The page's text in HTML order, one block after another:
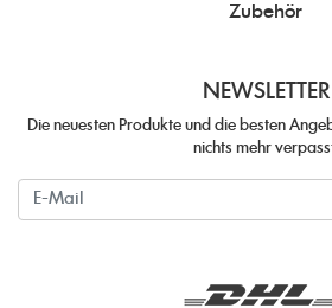
Zubehör
NEWSLETTER
Die neuesten Produkte und die besten
nichts mehr